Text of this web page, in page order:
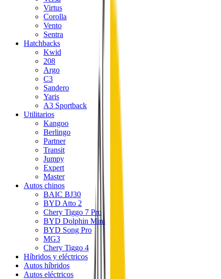
Virtus
Corolla
Vento
Sentra
Hatchbacks
Kwid
208
Argo
C3
Sandero
Yaris
A3 Sportback
Utilitarios
Kangoo
Berlingo
Partner
Transit
Jumpy
Expert
Master
Autos chinos
BAIC BJ30
BYD Atto 2
Chery Tiggo 7 Pro
BYD Dolphin Mini
BYD Song Pro
MG3
Chery Tiggo 4
Híbridos y eléctricos
Autos híbridos
Autos eléctricos